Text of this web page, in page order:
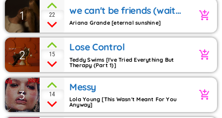
1 22
we can't be friends (wait
for your love)
Ariana Grande [eternal sunshine]
add_shopping_cart
2 15
Lose Control
Teddy Swims [I've Tried Everything But
Therapy (Part 1)]
add_shopping_cart
3 14
Messy
Lola Young [This Wasn't Meant For You
Anyway]
add_shopping_cart